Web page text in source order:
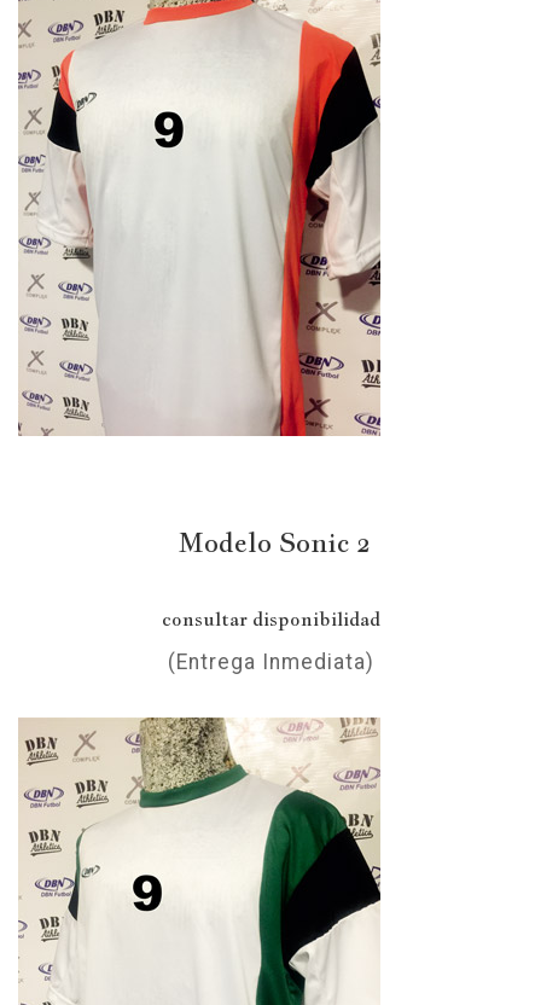
Modelo Sonic 2
consultar disponibilidad
(Entrega Inmediata)